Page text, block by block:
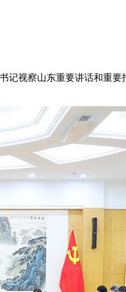
视察山东重要讲话和重要